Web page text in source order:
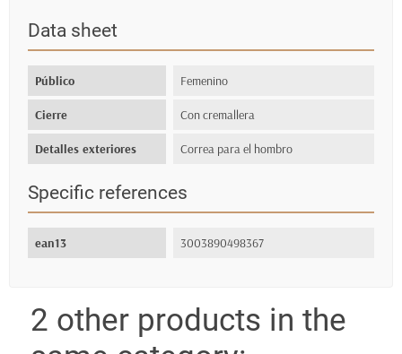
Data sheet
Público Femenino
Cierre Con cremallera
Detalles exteriores Correa para el hombro
Specific references
ean13 3003890498367
2 other products in the